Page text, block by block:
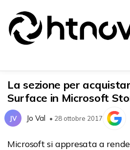
La sezione per
Surface in Microsoft
JV Jo Val • 28 ottobre 2017
Microsoft si appresata a